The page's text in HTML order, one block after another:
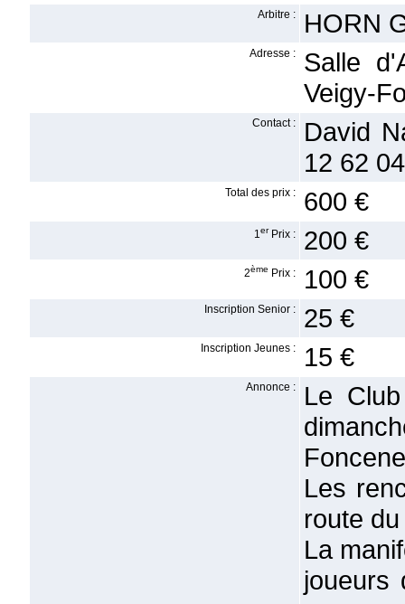
Arbitre : HORN
Adresse :
Salle
Veigy-
Contact :
David
12 62
Total des prix : 600 €
1er Prix : 200 €
2ème Prix : 100 €
Inscription Senior : 25 €
Inscription Jeunes : 15 €
Annonce :
Le
Les
route
La
joueurs